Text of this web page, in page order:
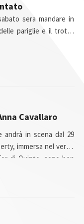
sera mandare in
pariglie e il trotto
da alcune stagioni è
ospitate nel resto
Cavallaro
andrà in scena dal 29
immersa nel verde
di Quinto, sono ben
la zona dedicata al